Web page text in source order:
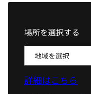
し
場所を選択する
詳細はこちら